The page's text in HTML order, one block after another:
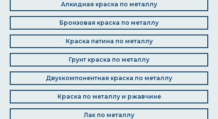
Алкидная краска по металлу
Бронзовая краска по металлу
Краска патина по металлу
Грунт краска по металлу
Двухкомпонентная краска по металлу
Краска по металлу и ржавчине
Лак по металлу